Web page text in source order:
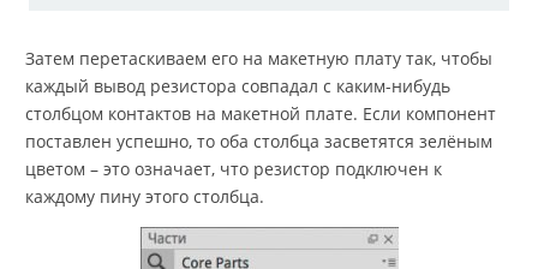
Затем перетаскиваем его на макетную плату так, чтобы
каждый вывод резистора совпадал с каким-нибудь
столбцом контактов на макетной плате. Если компонент
поставлен успешно, то оба столбца засветятся зелёным
цветом – это означает, что резистор подключен к
каждому пину этого столбца.